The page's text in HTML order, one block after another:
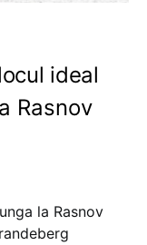
ideal
Rasnov
la Rasnov